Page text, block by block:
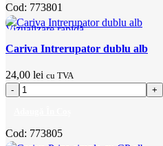
Cod: 773801
Vizualizare rapidă
Adaugă la favorite
Cariva Intrerupator dublu alb
24,00 lei cu TVA
Cod: 773805